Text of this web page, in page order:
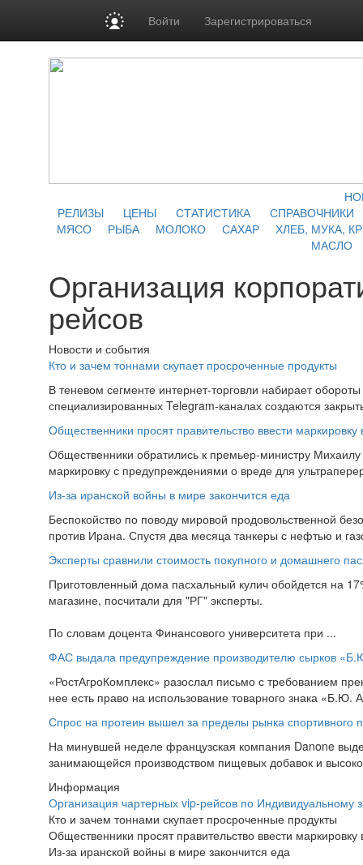
Войти Зарегистрироваться
РЕЛИЗЫ
ЦЕНЫ СТАТИСТИКА
СПРАВОЧНИКИ
МЯСО
РЫБА МОЛОКО САХАР
ХЛЕБ, МУКА,
МАСЛО
Организация
рейсов
Новости и события
Кто и зачем тоннами скупает просроченные продукты
В теневом сегменте интернет-торговли набирает
специализированных Telegram-каналах создаются
Общественники просят правительство ввести маркировку
Общественники обратились к премьер-министру
маркировку с предупреждениями о вреде для
Из-за иранской войны в мире закончится еда
Беспокойство по поводу мировой продовольственной
против Ирана. Спустя два месяца танкеры с нефтью и
Эксперты сравнили стоимость покупного и домашнего
Приготовленный дома пасхальный кулич обойдется на
магазине, посчитали для "РГ" эксперты.
По словам доцента Финансового университета при ...
ФАС выдала предупреждение производителю сырков
«РостАгроКомплекс» разослал письмо с требованием
нее есть право на использование товарного знака «Б.Ю.
Спрос на протеин вышел за пределы рынка спортивного
На минувшей неделе французская компания Danone
занимающейся производством пищевых добавок и
Информация
Организация чартерных vip-рейсов по Индивидуальному
Кто и зачем тоннами скупает просроченные продукты
Общественники просят правительство ввести маркировку
Из-за иранской войны в мире закончится еда